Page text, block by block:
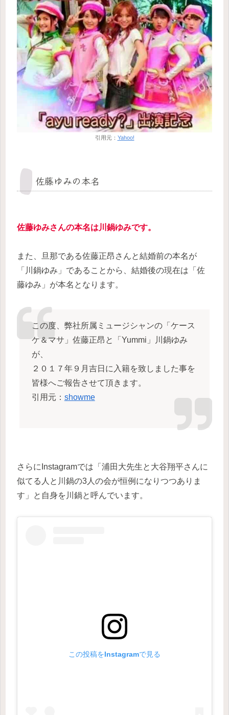
引用元： Yahoo!
佐藤ゆみの本名
佐藤ゆみさんの本名は川鍋ゆみです。
また、旦那である佐藤正昂さんと結婚前の本名が
「川鍋ゆみ」であることから、結婚後の現在は「佐
藤ゆみ」が本名となります。
この度、弊社所属ミュージシャンの「ケース
ケ＆マサ」佐藤正昂と「Yummi」川鍋ゆみ
が、
２０１７年９月吉日に入籍を致しました事を
皆様へご報告させて頂きます。
引用元： showme
さらにInstagramでは「浦田大先生と大谷翔平さんに
似てる人と川鍋の3人の会が恒例になりつつありま
す」と自身を川鍋と呼んでいます。
この投稿をInstagramで見る